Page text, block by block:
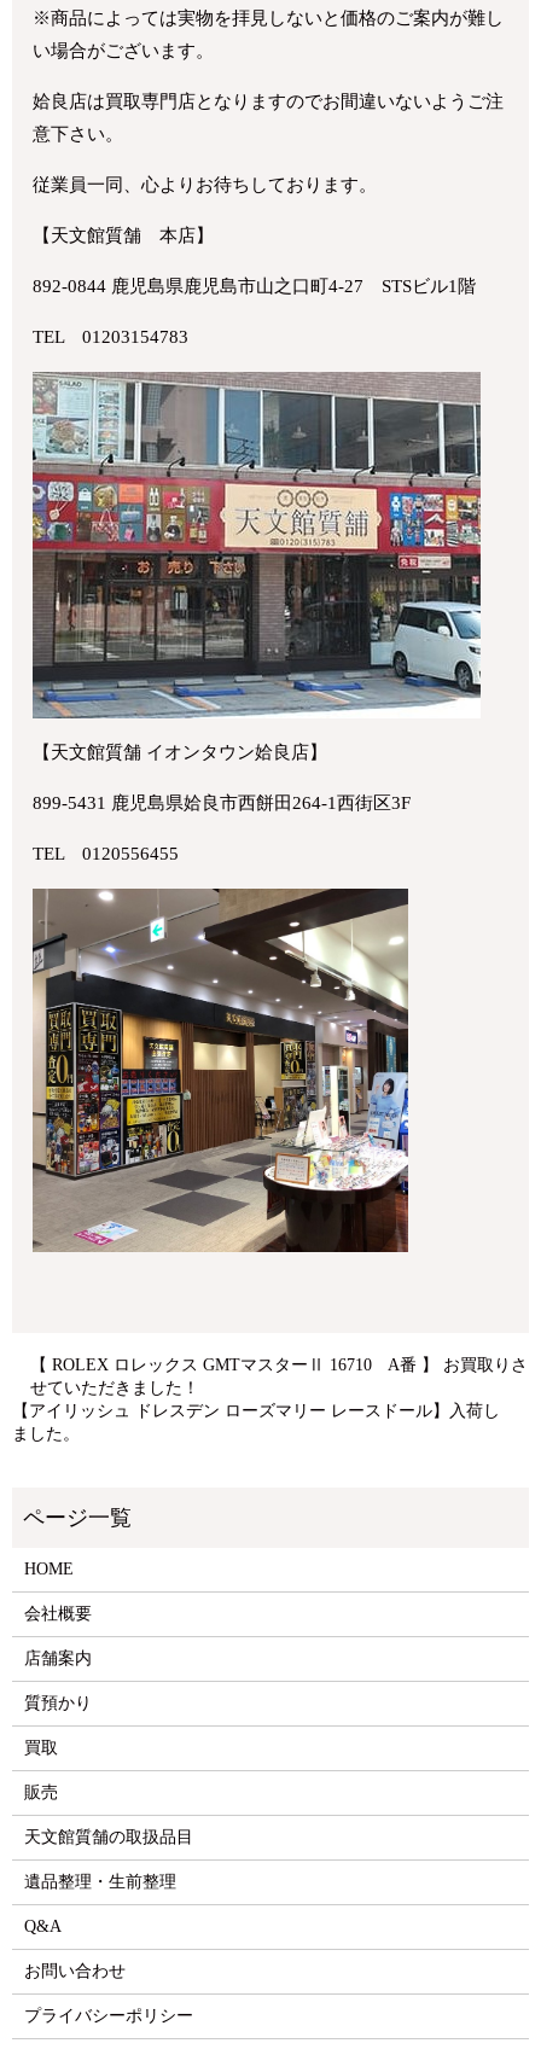
※商品によっては実物を拝見しないと価格のご案内が難し
い場合がございます。
姶良店は買取専門店となりますのでお間違いないようご注
意下さい。
従業員一同、心よりお待ちしております。
【天文館質舗 本店】
892-0844 鹿児島県鹿児島市山之口町4-27 STSビル1階
TEL 01203154783
【天文館質舗 イオンタウン姶良店】
899-5431 鹿児島県姶良市西餅田264-1西街区3F
TEL 0120556455
【 ROLEX ロレックス GMTマスターⅡ 16710 A番 】 お買取りさ
せていただきました！
【アイリッシュ ドレスデン ローズマリー レースドール】入荷し
ました。
HOME
会社概要
店舗案内
質預かり
買取
販売
天文館質舗の取扱品目
遺品整理・生前整理
Q&A
お問い合わせ
プライバシーポリシー